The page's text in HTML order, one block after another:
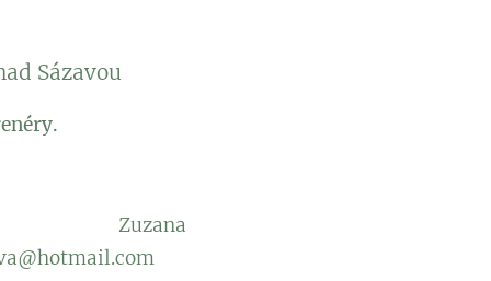
Sázavou
Zuzana